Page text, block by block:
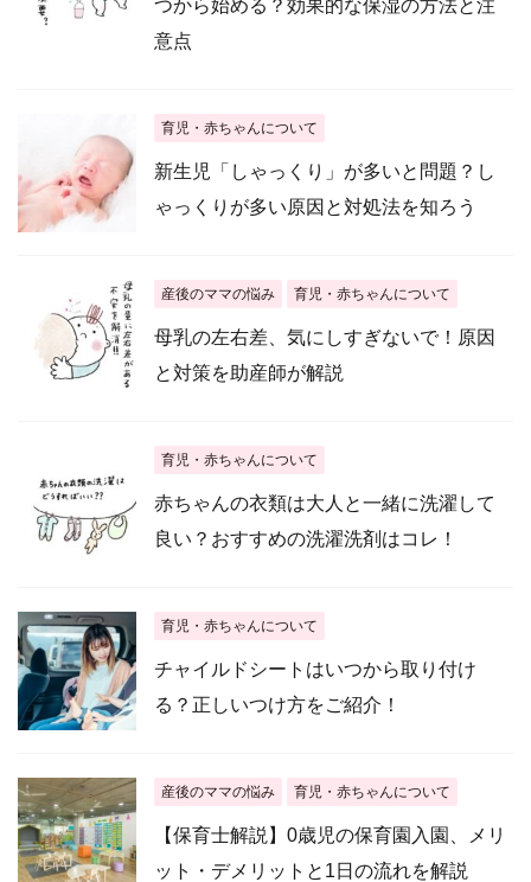
つから始める？効果的な保湿の方法と注
意点
育児・赤ちゃんについて
新生児「しゃっくり」が多いと問題？し
ゃっくりが多い原因と対処法を知ろう
産後のママの悩み 育児・赤ちゃんについて
母乳の左右差、気にしすぎないで！原因
と対策を助産師が解説
育児・赤ちゃんについて
赤ちゃんの衣類は大人と一緒に洗濯して
良い？おすすめの洗濯洗剤はコレ！
育児・赤ちゃんについて
チャイルドシートはいつから取り付け
る？正しいつけ方をご紹介！
産後のママの悩み 育児・赤ちゃんについて
【保育士解説】0歳児の保育園入園、メリ
ット・デメリットと1日の流れを解説